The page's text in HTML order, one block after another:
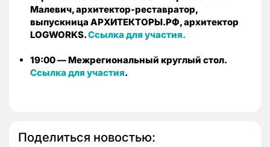
Малевич, архитектор-реставратор,
выпускница АРХИТЕКТОРЫ.РФ, архитектор
LOGWORKS.Ссылка для участия.
19:00 — Межрегиональный круглый стол.
Ссылка для участия.
Поделиться новостью: